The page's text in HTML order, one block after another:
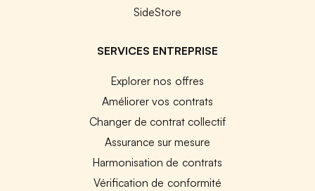
SideStore
SERVICES ENTREPRISE
Explorer nos offres
Améliorer vos contrats
Changer de contrat collectif
Assurance sur mesure
Harmonisation de contrats
Vérification de conformité